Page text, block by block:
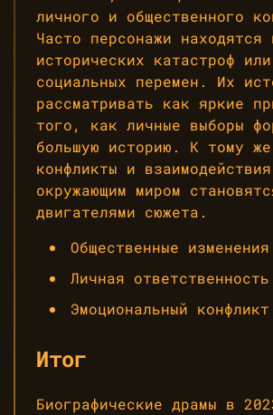
личного и общественного
Часто персонажи находятся
исторических катастроф или
социальных перемен. Их
рассматривать как яркие
того, как личные выборы
большую историю. К тому
конфликты и
окружающим миром
двигателями сюжета.
Общественные изменения
Личная ответственность
Эмоциональный конфликт
Итог
Биографические драмы в